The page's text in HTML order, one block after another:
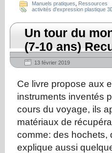
Manuels pratiques
Ressources
activités d'expression plastique
Un tour du
(7-10 ans)
13 février 2019
Ce livre propose aux
instruments inventés
cours du voyage, ils
matériaux de
comme: des hochets,
explique aussi